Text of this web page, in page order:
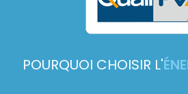
POURQUOI CHOISIR L'